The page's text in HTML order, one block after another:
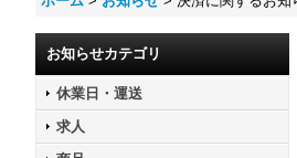
お知らせカテゴリ
休業日・運送
求人